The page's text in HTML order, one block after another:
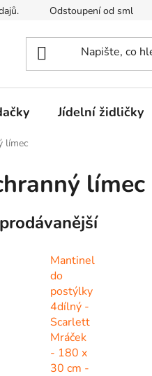
Odstoupení od smlouvy
Jídelní židličky
límec
límec
Mantinel
do
postýlky
4dílný -
Scarlett
Mráček
- 180 x
30 cm -